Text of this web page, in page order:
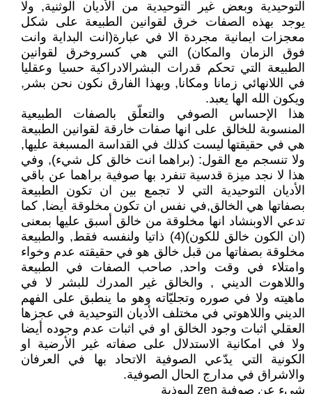
التوحيدية وبعض غير التوحيدية من الأديان الوثنية, ولا
يوجد بهذه الصفات خرق لقوانين الطبيعة على شكل
معجزات ايمانية مجردة الا في عبارة(انت البداية وانت
فوق الزمان والمكان) التي هي كسروخرق لقوانين
الطبيعة التي تحكم قدرات البشرالادراكية حسيا وعقليا
في اللانهائي زمانا ومكانا, وبهذا الفارق نكون نحن بشر,
ويكون الله الها يعبد.
هذا الإحساس الصوفي والتعلّق بالصفات الطبيعية
المنسوبة للخالق على انها صفات خارقة لقوانين الطبيعة
هي في حقيقتها ليست كذلك في القداسة المسبغة عليها,
ولا تنسجم مع القول: (براهما انت خالق كل شيء), وفي
هذا لا نجد ميزة قدسية تنفرد بها صوفية براهما عن باقي
الأديان التوحيدية التي لا تجمع بين ان تكون الطبيعة
بصفاتها هي الخالق,في نفس ان تكون مخلوقة أيضا, كما
تدعي الاوبنشاد انها مخلوقة من خالق أسبق عليها بمعنى
(ان الكون خالق للكون)(4) ذاتيا ولنفسه فقط, والطبيعة
مخلوقة بصفاتها من قبل خالق هو في حقيقته عدم وخواء
وامتلاء في وقت واحد, صاحب الصفات في الطبيعة
واللاهوت الديني , والخالق غير المدرك للبشر لا في
ماهيته ولا في صوره وتجليّاته وهو ما ينطبق على الفهم
الديني واللاهوتي في مختلف الأديان التوحيدية في عجزها
العقلي اثبات وجود الخالق او في اثبات عدم وجوده أيضا
ولا في امكانية الاستدلال على صفاته غير الأرضية او
الكونية التي يدّعي الصوفية الاتحاد بها في العرفان
والاشراق في مدارج الحال الصوفية.
شيء عن صوفية zen البوذية